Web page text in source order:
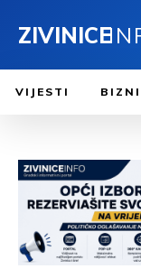
ZIVINICE
VIJESTI